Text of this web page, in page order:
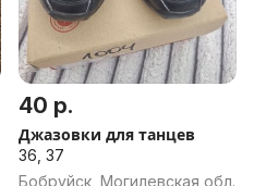
40 р.
Джазовки для танцев
36, 37
Бобруйск, Могилевская обл.